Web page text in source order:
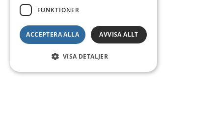
FUNKTIONER
ACCEPTERA ALLA AVVISA ALLT
VISA DETALJER